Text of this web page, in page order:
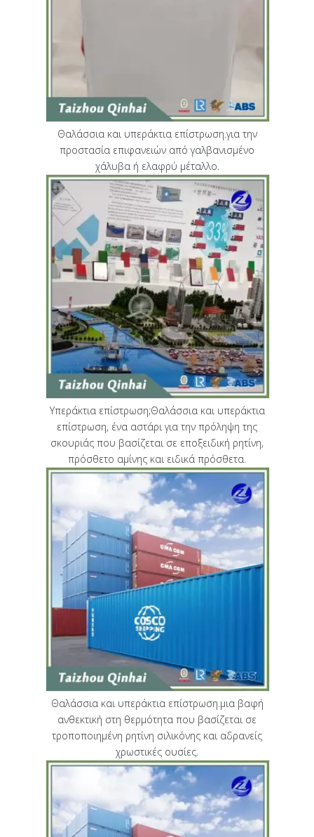
Θαλάσσια και υπεράκτια επίστρωση.για την
προστασία επιφανειών από γαλβανισμένο
χάλυβα ή ελαφρύ μέταλλο.
Υπεράκτια επίστρωση;Θαλάσσια και υπεράκτια
επίστρωση, ένα αστάρι για την πρόληψη της
σκουριάς που βασίζεται σε εποξειδική ρητίνη,
πρόσθετο αμίνης και ειδικά πρόσθετα.
Θαλάσσια και υπεράκτια επίστρωση.μια βαφή
ανθεκτική στη θερμότητα που βασίζεται σε
τροποποιημένη ρητίνη σιλικόνης και αδρανείς
χρωστικές ουσίες.